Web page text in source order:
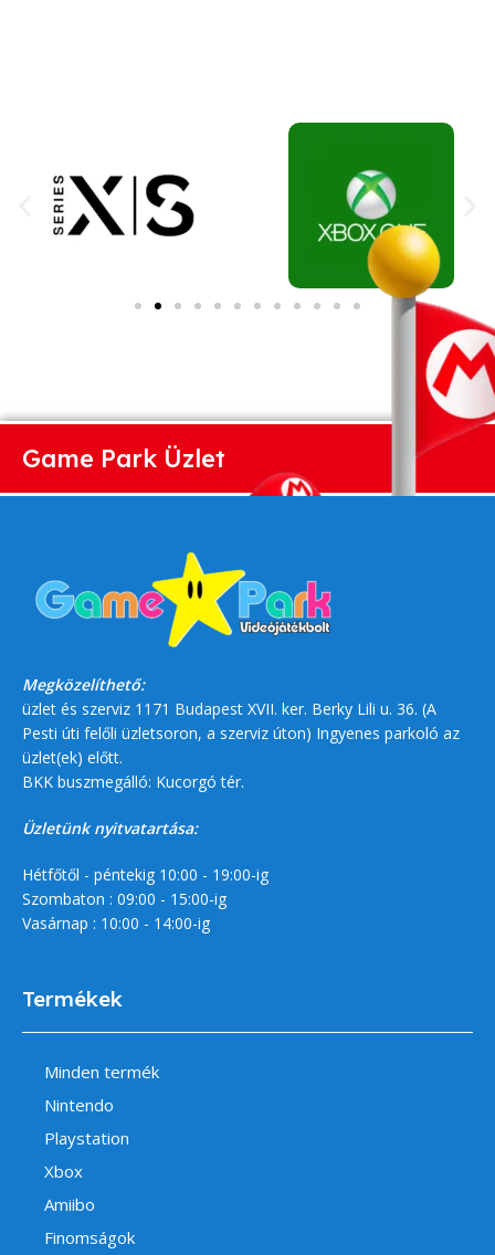
Game Park Üzlet
Megközelíthető:
üzlet és szerviz 1171 Budapest XVII. ker. Berky Lili u. 36. (A
Pesti úti felőli üzletsoron, a szerviz úton) Ingyenes parkoló az
üzlet(ek) előtt.
BKK buszmegálló: Kucorgó tér.
Üzletünk nyitvatartása:
Hétfőtől - péntekig 10:00 - 19:00-ig
Szombaton : 09:00 - 15:00-ig
Vasárnap : 10:00 - 14:00-ig
Termékek
Minden termék
Nintendo
Playstation
Xbox
Amiibo
Finomságok